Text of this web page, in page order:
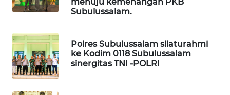
Subulussalam.
Polres Subulussalam silaturahmi
ke Kodim 0118 Subulussalam
sinergitas TNI -POLRI
FORWAMKI
ALPERKLINAS
FORJASIDA
TAMBANG